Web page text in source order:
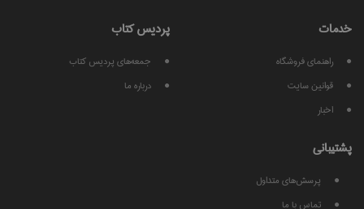
خدمات
راهنمای فروشگاه
قوانين سايت
اخبار
پرديس كتاب
جمعه‌های پردیس کتاب
درباره ما
پشتيبانی
پرسش‌های متداول
تماس با ما